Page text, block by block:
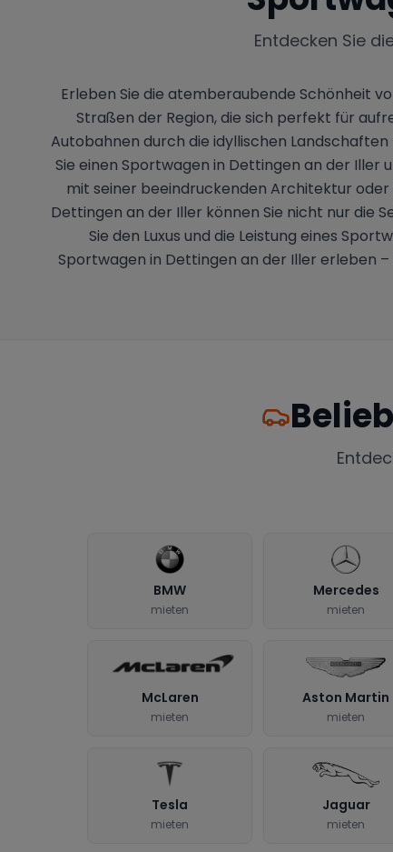
Entdecken Sie
Erleben Sie die atemberaubende Schönheit
Straßen der Region, die sich perfekt für
Autobahnen durch die idyllischen
Sie einen Sportwagen in Dettingen an der Iller
mit seiner beeindruckenden Architektur
Dettingen an der Iller können Sie nicht nur die
Sie den Luxus und die Leistung eines
Sportwagen in Dettingen an der Iller erleben
BMW
mieten
Mercedes
mieten
McLaren
mieten
Aston Martin
mieten
Tesla
mieten
Jaguar
mieten